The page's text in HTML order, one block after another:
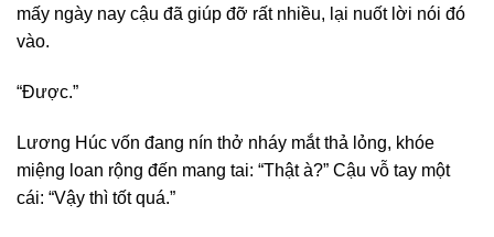
mấy ngày nay cậu đã giúp đỡ rất nhiều, lại nuốt lời nói đó
vào.
“Được.”
Lương Húc vốn đang nín thở nháy mắt thả lỏng, khóe
miệng loan rộng đến mang tai: “Thật à?” Cậu vỗ tay một
cái: “Vậy thì tốt quá.”